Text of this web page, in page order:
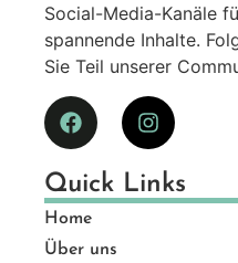
Social-Media-Kanäle
spannende Inhalte.
Sie Teil unserer
Quick Links
Home
Über uns